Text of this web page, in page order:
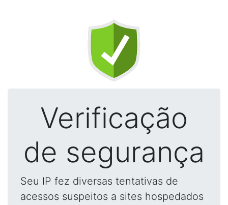
Verificação
de segurança
Seu IP fez diversas tentativas de
acessos suspeitos a sites hospedados